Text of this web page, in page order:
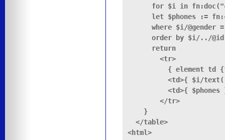
for $i in
let $phones :=
where $i/@gender
order by $i/../
      return
        <tr>
{ element td
<td>{ $i/
<td>{ $phones
        </tr>
    }
  </table>
<html>